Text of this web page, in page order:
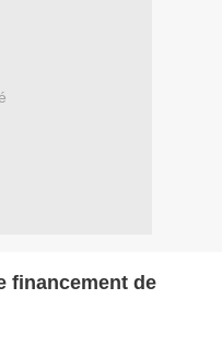
financement de